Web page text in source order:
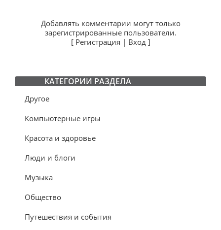
Добавлять комментарии могут только
зарегистрированные пользователи.
[ Регистрация | Вход]
КАТЕГОРИИ РАЗДЕЛА
Другое
Компьютерные игры
Красота и здоровье
Люди и блоги
Музыка
Общество
Путешествия и события